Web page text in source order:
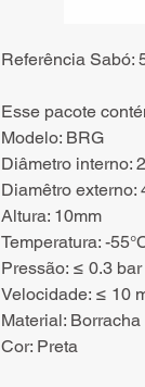
Referência Sabó:
Esse pacote
Modelo: BRG
Diâmetro interno:
Diamêtro externo:
Altura: 10mm
Temperatura: -
Pressão: ≤ 0.3 bar
Velocidade: ≤ 10
Material:
Cor: Preta